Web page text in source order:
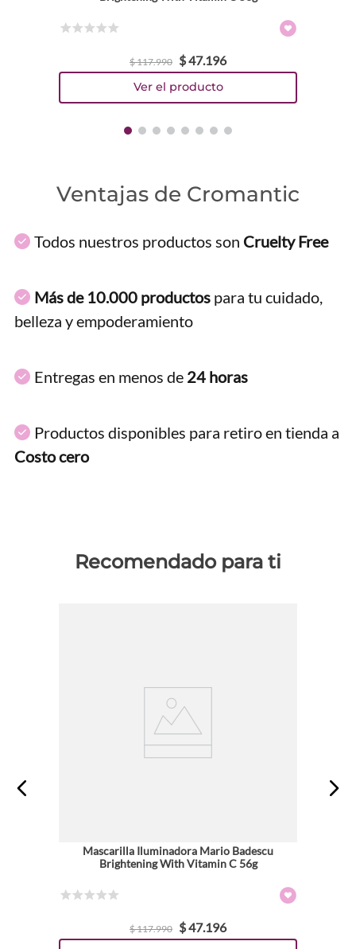
$117.990 $47.196
Ventajas de Cromantic
Todos nuestros productos son Cruelty Free
Más de 10.000 productos para tu cuidado,
belleza y empoderamiento
Entregas en menos de 24 horas
Productos disponibles para retiro en tienda a
Costo cero
Recomendado para ti
Mascarilla Iluminadora Mario Badescu
Brightening With Vitamin C 56g
$117.990 $47.196